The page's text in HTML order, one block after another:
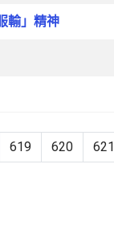
輸」精神
619 620 621